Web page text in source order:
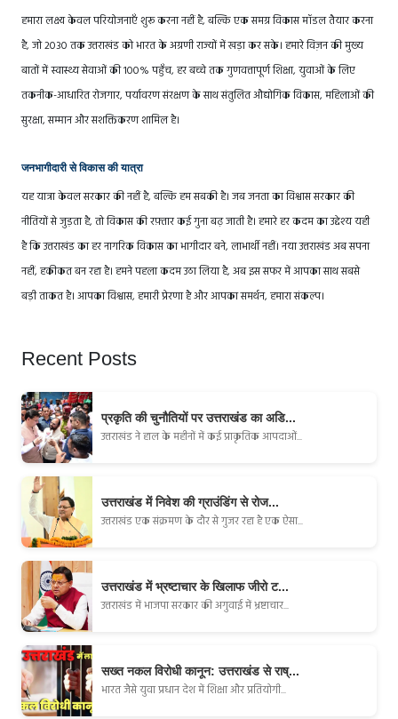
हमारा लक्ष्य केवल परियोजनाएँ शुरू करना नहीं है, बल्कि एक समग्र विकास मॉडल तैयार करना
है, जो 2030 तक उत्तराखंड को भारत के अग्रणी राज्यों में खड़ा कर सके। हमारे विज़न की मुख्य
बातों में स्वास्थ्य सेवाओं की 100% पहुँच, हर बच्चे तक गुणवत्तापूर्ण शिक्षा, युवाओं के लिए
तकनीक-आधारित रोजगार, पर्यावरण संरक्षण के साथ संतुलित औद्योगिक विकास, महिलाओं की
सुरक्षा, सम्मान और सशक्तिकरण शामिल है।
जनभागीदारी से विकास की यात्रा
यह यात्रा केवल सरकार की नहीं है, बल्कि हम सबकी है। जब जनता का विश्वास सरकार की
नीतियों से जुड़ता है, तो विकास की रफ़्तार कई गुना बढ़ जाती है। हमारे हर कदम का उद्देश्य यही
है कि उत्तराखंड का हर नागरिक विकास का भागीदार बने, लाभार्थी नहीं। नया उत्तराखंड अब सपना
नहीं, हकीकत बन रहा है। हमने पहला कदम उठा लिया है, अब इस सफर में आपका साथ सबसे
बड़ी ताकत है। आपका विश्वास, हमारी प्रेरणा है और आपका समर्थन, हमारा संकल्प।
Recent Posts
प्रकृति की चुनौतियों पर उत्तराखंड का अडि...
उत्तराखंड ने हाल के महीनों में कई प्राकृतिक आपदाओं...
उत्तराखंड में निवेश की ग्राउंडिंग से रोज...
उत्तराखंड एक संक्रमण के दौर से गुजर रहा है एक ऐसा...
उत्तराखंड में भ्रष्टाचार के खिलाफ जीरो ट...
उत्तराखंड में भाजपा सरकार की अगुवाई में भ्रष्टाचार...
सख्त नकल विरोधी कानून: उत्तराखंड से राष्...
भारत जैसे युवा प्रधान देश में शिक्षा और प्रतियोगी...